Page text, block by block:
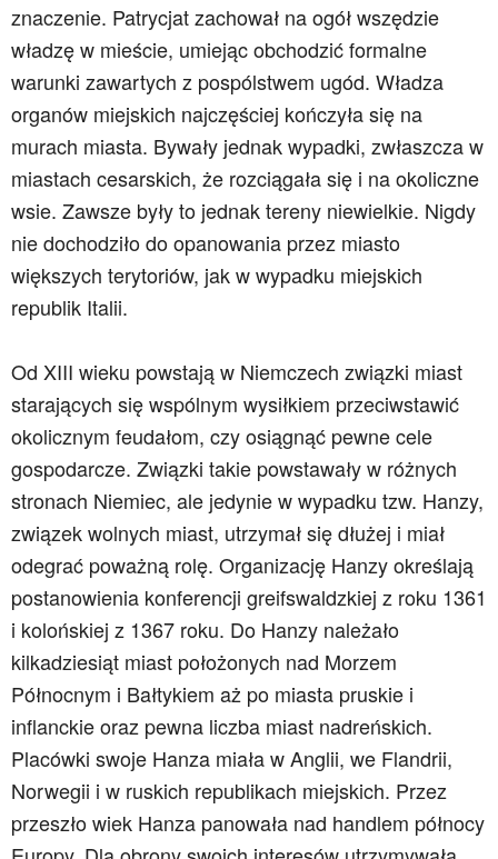
znaczenie. Patrycjat zachował na ogół wszędzie
władzę w mieście, umiejąc obchodzić formalne
warunki zawartych z pospólstwem ugód. Władza
organów miejskich najczęściej kończyła się na
murach miasta. Bywały jednak wypadki, zwłaszcza w
miastach cesarskich, że rozciągała się i na okoliczne
wsie. Zawsze były to jednak tereny niewielkie. Nigdy
nie dochodziło do opanowania przez miasto
większych terytoriów, jak w wypadku miejskich
republik Italii.
Od XIII wieku powstają w Niemczech związki miast
starających się wspólnym wysiłkiem przeciwstawić
okolicznym feudałom, czy osiągnąć pewne cele
gospodarcze. Związki takie powstawały w różnych
stronach Niemiec, ale jedynie w wypadku tzw. Hanzy,
związek wolnych miast, utrzymał się dłużej i miał
odegrać poważną rolę. Organizację Hanzy określają
postanowienia konferencji greifswaldzkiej z roku 1361
i kolońskiej z 1367 roku. Do Hanzy należało
kilkadziesiąt miast położonych nad Morzem
Północnym i Bałtykiem aż po miasta pruskie i
inflanckie oraz pewna liczba miast nadreńskich.
Placówki swoje Hanza miała w Anglii, we Flandrii,
Norwegii i w ruskich republikach miejskich. Przez
przeszło wiek Hanza panowała nad handlem północy